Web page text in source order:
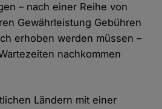
– nach einer Reihe von
Gewährleistung Gebühren
erhoben werden müssen –
nachkommen
Ländern mit einer